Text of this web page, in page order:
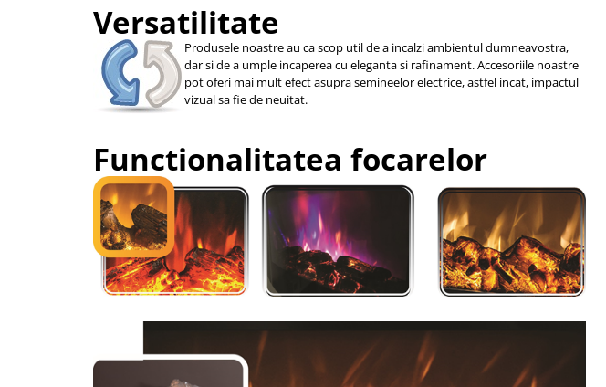
Versatilitate
Produsele noastre au ca scop util de a incalzi ambientul dumneavostra,
dar si de a umple incaperea cu eleganta si rafinament. Accesoriile noastre
pot oferi mai mult efect asupra semineelor electrice, astfel incat, impactul
vizual sa fie de neuitat.
Functionalitatea focarelor